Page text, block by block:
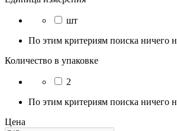
шт
По этим критериям поиска ничего
Количество в упаковке
2
По этим критериям поиска ничего
Цена